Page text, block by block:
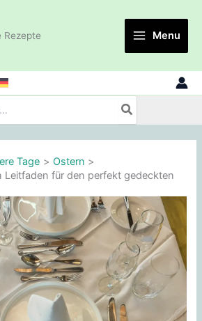
Rezepte Menu
Tage
Ostern
Leitfaden für den perfekt gedeckten